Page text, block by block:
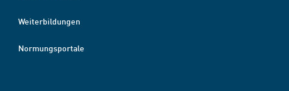
Weiterbildungen
Normungsportale